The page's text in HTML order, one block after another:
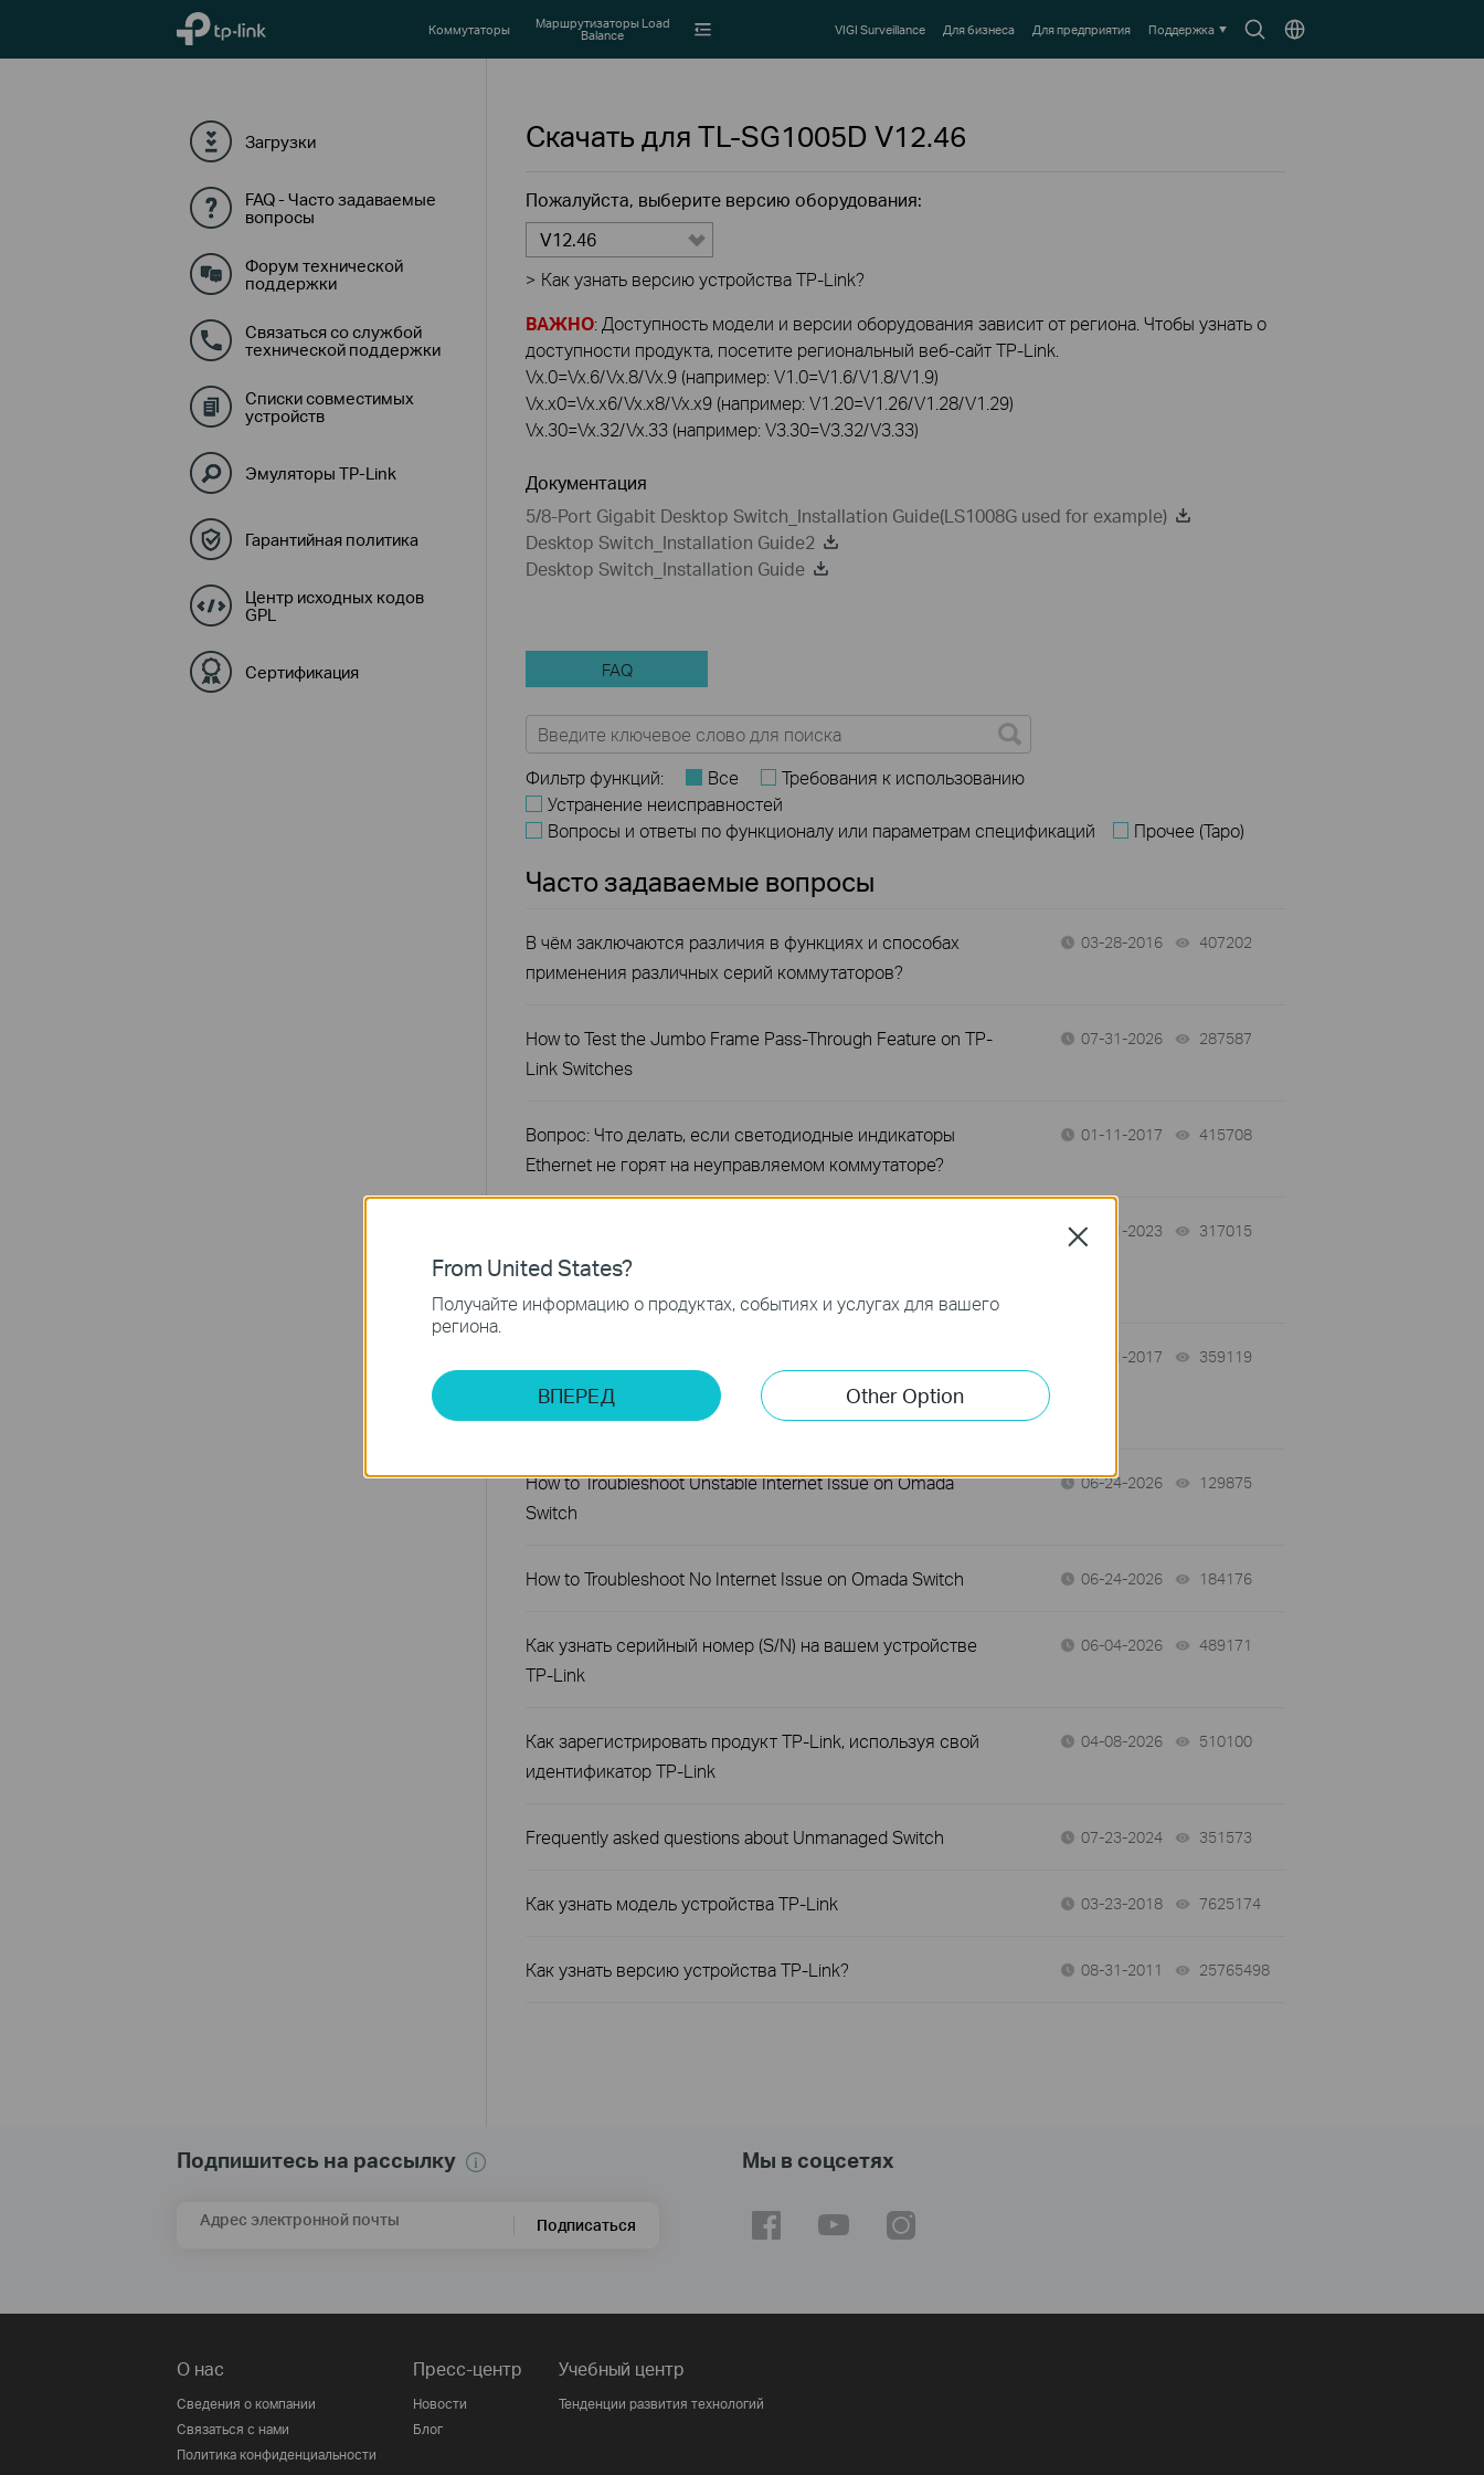
TP-Link, Reliably Smart
SearchВыберите
Коммутаторы Маршрутизаторы Load
Balance VIGI Surveillance Для бизнеса Для предприятия Поддержка
Загрузки
FAQ - Часто задаваемые
вопросы
Форум технической
поддержки
Связаться со службой
технической поддержки
Списки совместимых
устройств
Эмуляторы TP-Link
Гарантийная политика
Центр исходных кодов
GPL
Сертификация
Скачать для TL-SG1005D V12.46
Пожалуйста, выберите версию оборудования:
V12.46
> Как узнать версию устройства TP-Link?
ВАЖНО: Доступность модели и версии оборудования зависит от региона. Чтобы узнать о
доступности продукта, посетите региональный веб-сайт TP-Link.
Vx.0=Vx.6/Vx.8/Vx.9 (например: V1.0=V1.6/V1.8/V1.9)
Vx.x0=Vx.x6/Vx.x8/Vx.x9 (например: V1.20=V1.26/V1.28/V1.29)
Vx.30=Vx.32/Vx.33 (например: V3.30=V3.32/V3.33)
Документация
5/8-Port Gigabit Desktop Switch_Installation Guide(LS1008G used for example)
Desktop Switch_Installation Guide2
Desktop Switch_Installation Guide
FAQ
Фильтр функций: Все
Требования к использованию
Устранение неисправностей
Вопросы и ответы по функционалу или параметрам спецификаций
Прочее (Tapo)
Часто задаваемые вопросы
В чём заключаются различия в функциях и способах
применения различных серий коммутаторов?
03-28-2016 407202
How to Test the Jumbo Frame Pass-Through Feature on TP-
Link Switches
07-31-2026 287587
Вопрос: Что делать, если светодиодные индикаторы
Ethernet не горят на неуправляемом коммутаторе?
01-11-2017 415708
подключение при соединении с неуправляемым
03-21-2023 317015
подключения компьютера к неуправляемому
коммутатору?
01-11-2017 359119
How to Troubleshoot Unstable Internet Issue on Omada
Switch
06-24-2026 129875
How to Troubleshoot No Internet Issue on Omada Switch 06-24-2026 184176
Как узнать серийный номер (S/N) на вашем устройстве
TP-Link
06-04-2026 489171
Как зарегистрировать продукт TP-Link, используя свой
идентификатор TP-Link
04-08-2026 510100
Frequently asked questions about Unmanaged Switch 07-23-2024 351573
Как узнать модель устройства TP-Link 03-23-2018 7625174
Как узнать версию устройства TP-Link? 08-31-2011 25765498
Подпишитесь на рассылку
Адрес электронной почты Подписаться
Мы в соцсетях
О нас
Сведения о компании
Связаться с нами
Политика конфиденциальности
Пресс-центр
Новости
Блог
Учебный центр
Тенденции развития технологий
From United States?
Получайте информацию о продуктах, событиях и услугах для вашего
региона.
ВПЕРЕД Other Option
Close